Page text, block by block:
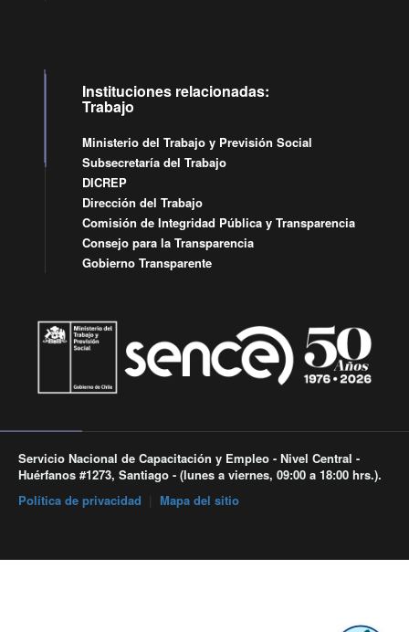
Instituciones relacionadas:
Trabajo
Ministerio del Trabajo y Previsión Social
Subsecretaría del Trabajo
DICREP
Dirección del Trabajo
Comisión de Integridad Pública y Transparencia
Consejo para la Transparencia
Gobierno Transparente
Servicio Nacional de Capacitación y Empleo - Nivel Central -
Huérfanos #1273, Santiago - (lunes a viernes, 09:00 a 18:00 hrs.).
Política de privacidad
Mapa del sitio